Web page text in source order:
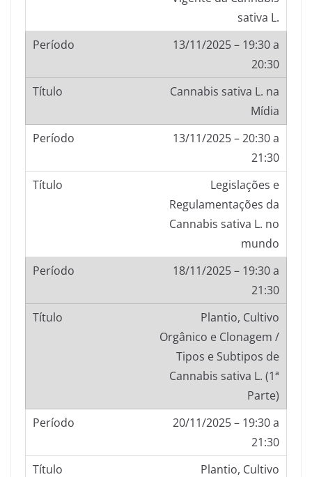
sativa L.
13/11/2025 – 19:30 a
20:30
Cannabis sativa L. na
Mídia
13/11/2025 – 20:30 a
21:30
Legislações e
Regulamentações da
Cannabis sativa L. no
mundo
18/11/2025 – 19:30 a
21:30
Plantio, Cultivo
Orgânico e Clonagem /
Tipos e Subtipos de
Cannabis sativa L. (1ª
Parte)
20/11/2025 – 19:30 a
21:30
Plantio, Cultivo